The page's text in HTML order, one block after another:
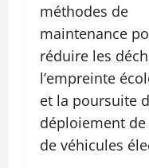
méthodes de
maintenance
réduire les
l’empreinte
et la poursuite
déploiement
de véhicules